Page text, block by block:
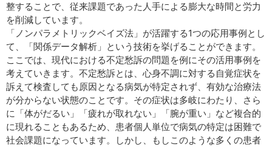
整することで、従来課題であった人手による膨大な時間と労力
を削減しています。
「ノンパラメトリックベイズ法」が活躍する1つの応用事例とし
て、「関係データ解析」という技術を挙げることができます。
ここでは、現代における不定愁訴の問題を例にその活用事例を
考えていきます。不定愁訴とは、心身不調に対する自覚症状を
訴えて検査しても原因となる病気が特定されず、有効な治療法
が分からない状態のことです。その症状は多岐にわたり、さら
に「体がだるい」「疲れが取れない」「腕が重い」など複合的
に現れることもあるため、患者個人単位で病気の特定は困難で
社会課題になっています。しかし、もしこのような多くの患者